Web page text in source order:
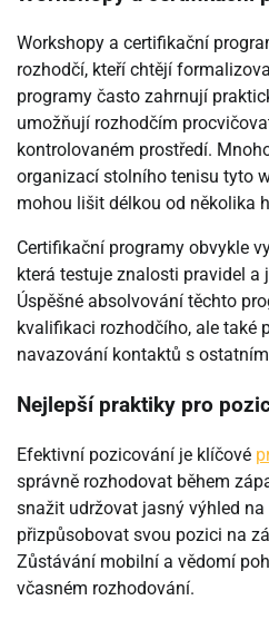
Workshopy a certifikační
rozhodčí, kteří chtějí
programy často zahrnují
umožňují rozhodčím
kontrolovaném prostředí.
organizací stolního tenisu tyto
mohou lišit délkou od několika
Certifikační programy obvykle
která testuje znalosti pravidel
Úspěšné absolvování těchto
kvalifikaci rozhodčího, ale také
navazování kontaktů s
Nejlepší praktiky pro
Efektivní pozicování je klíčové
správně rozhodovat během
snažit udržovat jasný výhled
přizpůsobovat svou pozici na
Zůstávání mobilní a vědomí
včasném rozhodování.